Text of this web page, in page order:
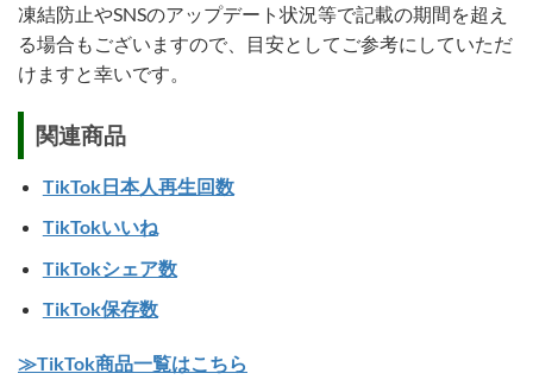
凍結防止やSNSのアップデート状況等で記載の期間を超え
る場合もございますので、目安としてご参考にしていただ
けますと幸いです。
関連商品
TikTok日本人再生回数
TikTokいいね
TikTokシェア数
TikTok保存数
≫TikTok商品一覧はこちら